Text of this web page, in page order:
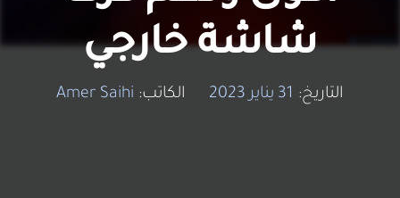
شاشة خارجي
التاريخ: 31 يناير 2023 الكاتب: Amer Saihi